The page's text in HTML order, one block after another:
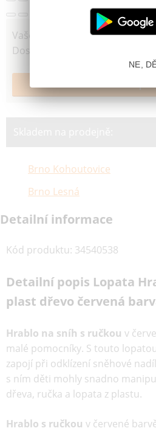
Vaše cena
Dostupnost
Brno Kohoutovice
Brno Lesná
Detailní informace
Kód produktu: 34540538
Detailní popis Lopata
plast dřevo červená
Hrablo na sníh s ručkou v
malé pomocníky. S touto
zapojí při odklízení sněhové
s ním děti mohly snadno
dřeva, ručka a lopata z plastu.
Hrablo s ručkou v červené
NE,